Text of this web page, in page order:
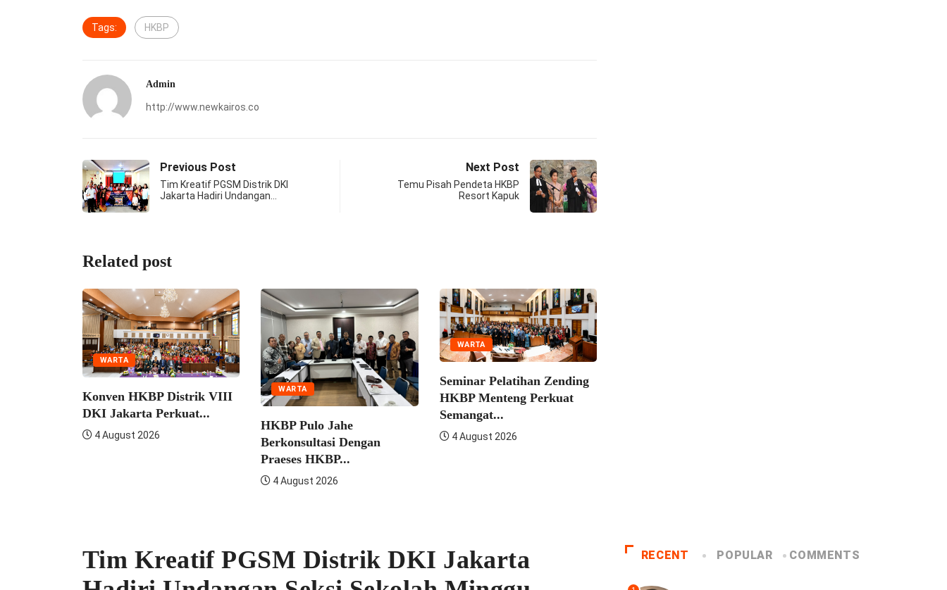
Tags: HKBP
Admin
http://www.newkairos.co
Previous Post
Tim Kreatif PGSM Distrik DKI
Jakarta Hadiri Undangan…
Next Post
Temu Pisah Pendeta HKBP
Resort Kapuk
Related post
WARTA
Konven HKBP Distrik VIII
DKI Jakarta Perkuat...
4 August 2026
WARTA
HKBP Pulo Jahe
Berkonsultasi Dengan
Praeses HKBP...
4 August 2026
WARTA
Seminar Pelatihan Zending
HKBP Menteng Perkuat
Semangat...
4 August 2026
Tim Kreatif PGSM Distrik DKI Jakarta
RECENT POPULAR COMMENTS